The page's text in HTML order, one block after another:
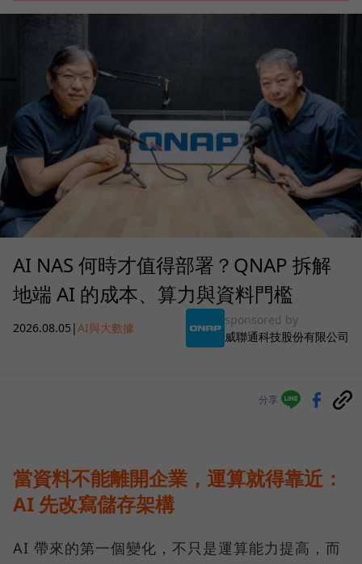
AI NAS 何時才值得部署？QNAP 拆解
地端 AI 的成本、算力與資料門檻
2026.08.05 |AI與大數據
sponsored by
威聯通科技股份有限公司
分享
當資料不能離開企業，運算就得靠近：
AI 先改寫儲存架構
AI 帶來的第一個變化，不只是運算能力提高，而